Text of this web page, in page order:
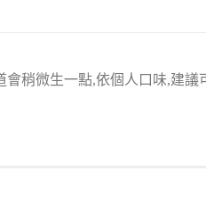
稍微生一點,依個人口味,建議